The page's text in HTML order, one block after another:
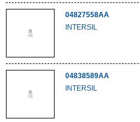
04827558AA
INTERSIL
04838589AA
INTERSIL